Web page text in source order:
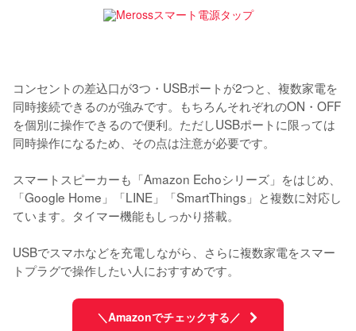
コンセントの差込口が3つ・USBポートが2つと、複数家電を
同時接続できるのが強みです。もちろんそれぞれのON・OFF
を個別に操作できるので便利。ただしUSBポートに限っては
同時操作になるため、その点は注意が必要です。
スマートスピーカーも「Amazon Echoシリーズ」をはじめ、
「Google Home」「LINE」「SmartThings」と複数に対応し
ています。タイマー機能もしっかり搭載。
USBでスマホなどを充電しながら、さらに複数家電をスマー
トプラグで操作したい人におすすめです。
＼Amazonでチェックする／